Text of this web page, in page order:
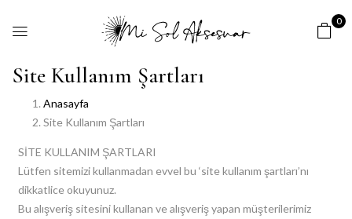
0
Site Kullanım Şartları
Anasayfa
Site Kullanım Şartları
SİTE KULLANIM ŞARTLARI
Lütfen sitemizi kullanmadan evvel bu ‘site kullanım şartları’nı
dikkatlice okuyunuz.
Bu alışveriş sitesini kullanan ve alışveriş yapan müşterilerimiz